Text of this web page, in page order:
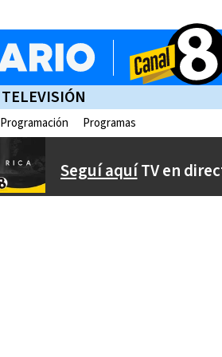
TELEVISIÓN
Programación Programas
Seguí aquíTV en